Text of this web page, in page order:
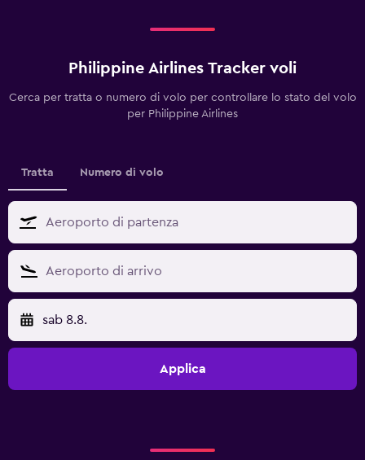
Philippine Airlines Tracker voli
Cerca per tratta o numero di volo per controllare lo stato del volo
per Philippine Airlines
Tratta Numero di volo
sab 8.8.
Applica